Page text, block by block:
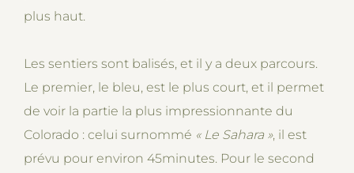
plus haut.
Les sentiers sont balisés, et il y a deux parcours.
Le premier, le bleu, est le plus court, et il permet
de voir la partie la plus impressionnante du
Colorado : celui surnommé « Le Sahara», il est
prévu pour environ 45minutes. Pour le second